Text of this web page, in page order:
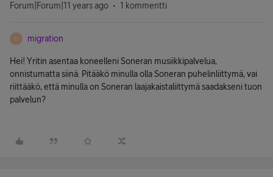
Forum|Forum|11 years ago 1 kommentti
M migration
Hei! Yritin asentaa koneelleni Soneran musiikkipalvelua,
onnistumatta siinä. Pitääkö minulla olla Soneran puhelinliittymä, vai
riittääkö, että minulla on Soneran laajakaistaliittymä saadakseni tuon
palvelun?